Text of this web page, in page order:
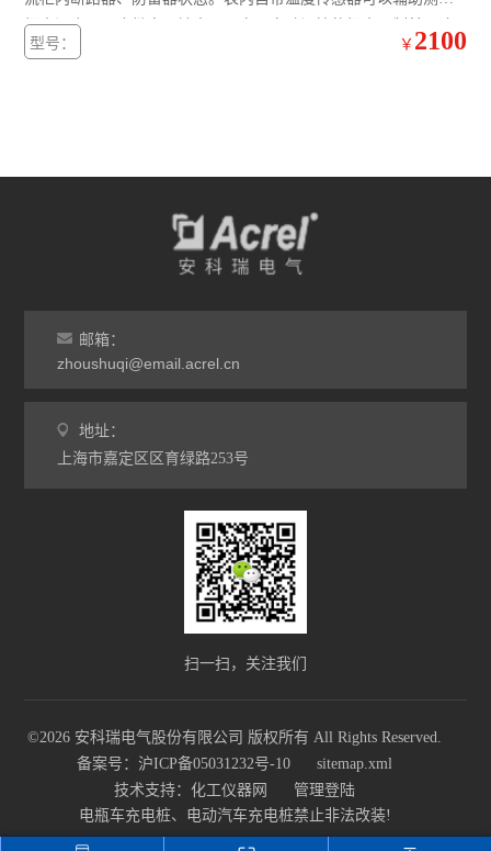
实时在线测温监控系统 配电房温度监控设备
多功能三相可编程电力测控仪表
嵌入式安装液晶显示多功能电能表
开关柜综合测控装置温湿度控制语音提示功能
实时无线测温采集设备
ARTM-8智能温度巡检仪
AMC系列电测仪表
DJSF1352直流电能表
母线测温监控模块
ATE 无线测温传感器
柜内温度，配合继电器输出可以实现自动温控的柜内强制鼓风冷
却功能。装置带有RS485接口可以把测量和采集到的数据和设备状
型号： ￥ 2100
邮箱：
zhoushuqi@email.acrel.cn
地址：
上海市嘉定区区育绿路253号
扫一扫，关注我们
©2026 安科瑞电气股份有限公司 版权所有 All Rights Reserved.
备案号：沪ICP备05031232号-10
sitemap.xml
技术支持： 化工仪器网
管理登陆
电瓶车充电桩、电动汽车充电桩禁止非法改装!